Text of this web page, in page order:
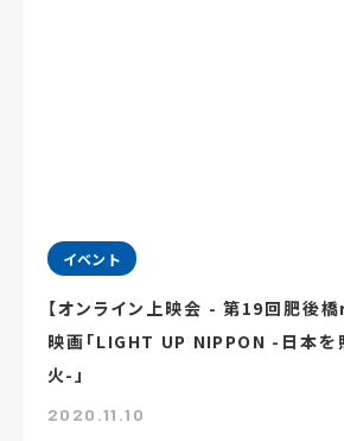
イベント
【オンライン上映会 - 第19回肥後
映画「LIGHT UP NIPPON -日本を
火-」
2020.11.10